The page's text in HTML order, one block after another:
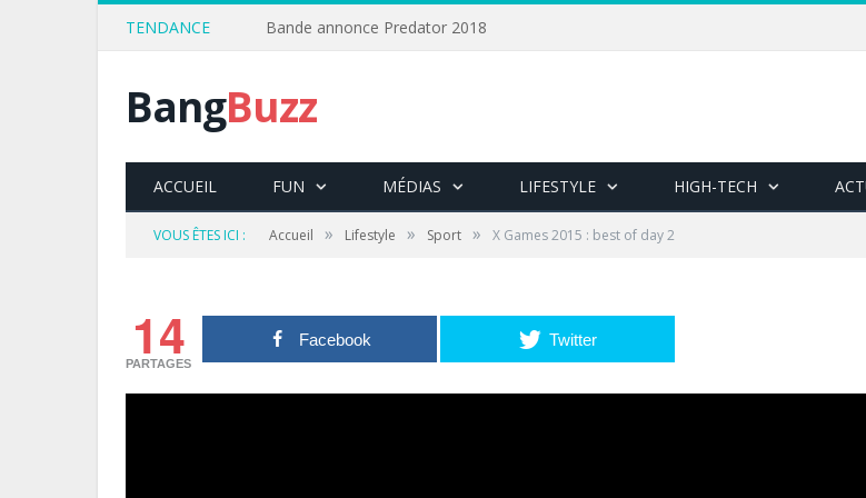
TENDANCE Bande annonce Predator 2018
BangBuzz
ACCUEIL FUN MÉDIAS LIFESTYLE HIGH-TECH
VOUS ÊTES ICI : Accueil » Lifestyle » Sport » X Games 2015 : best of day 2
14
PARTAGES
Facebook Twitter